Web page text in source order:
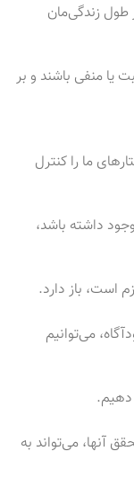
طول زندگی‌مان
یا منفی باشند و بر
ما را کنترل
داشته باشد،
است، باز دارد.
می‌توانیم
دهیم.
آنها، می‌تواند به